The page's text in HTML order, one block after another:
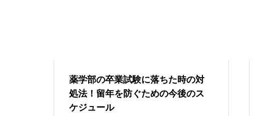
薬学部の卒業試験に落ちた時の対
処法！留年を防ぐための今後のス
ケジュール